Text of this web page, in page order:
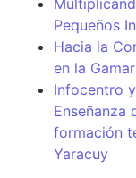
Pequeños
Hacia la
en la
Infocentro
Enseñanza
formación
Yaracuy